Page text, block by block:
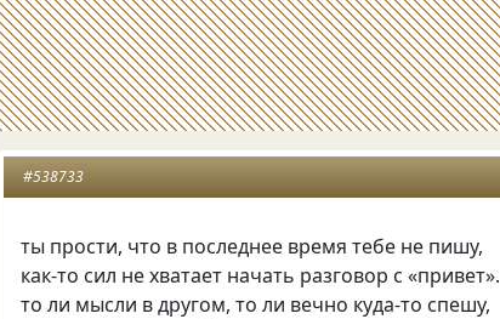
#538733
ты прости, что в последнее время тебе не пишу,
как-то сил не хватает начать разговор с «привет».
то ли мысли в другом, то ли вечно куда-то спешу,